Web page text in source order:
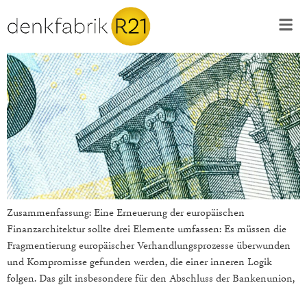
Zusammenfassung: Eine Erneuerung der europäischen
Finanzarchitektur sollte drei Elemente umfassen: Es müssen die
Fragmentierung europäischer Verhandlungsprozesse überwunden
und Kompromisse gefunden werden, die einer inneren Logik
folgen. Das gilt insbesondere für den Abschluss der Bankenunion,